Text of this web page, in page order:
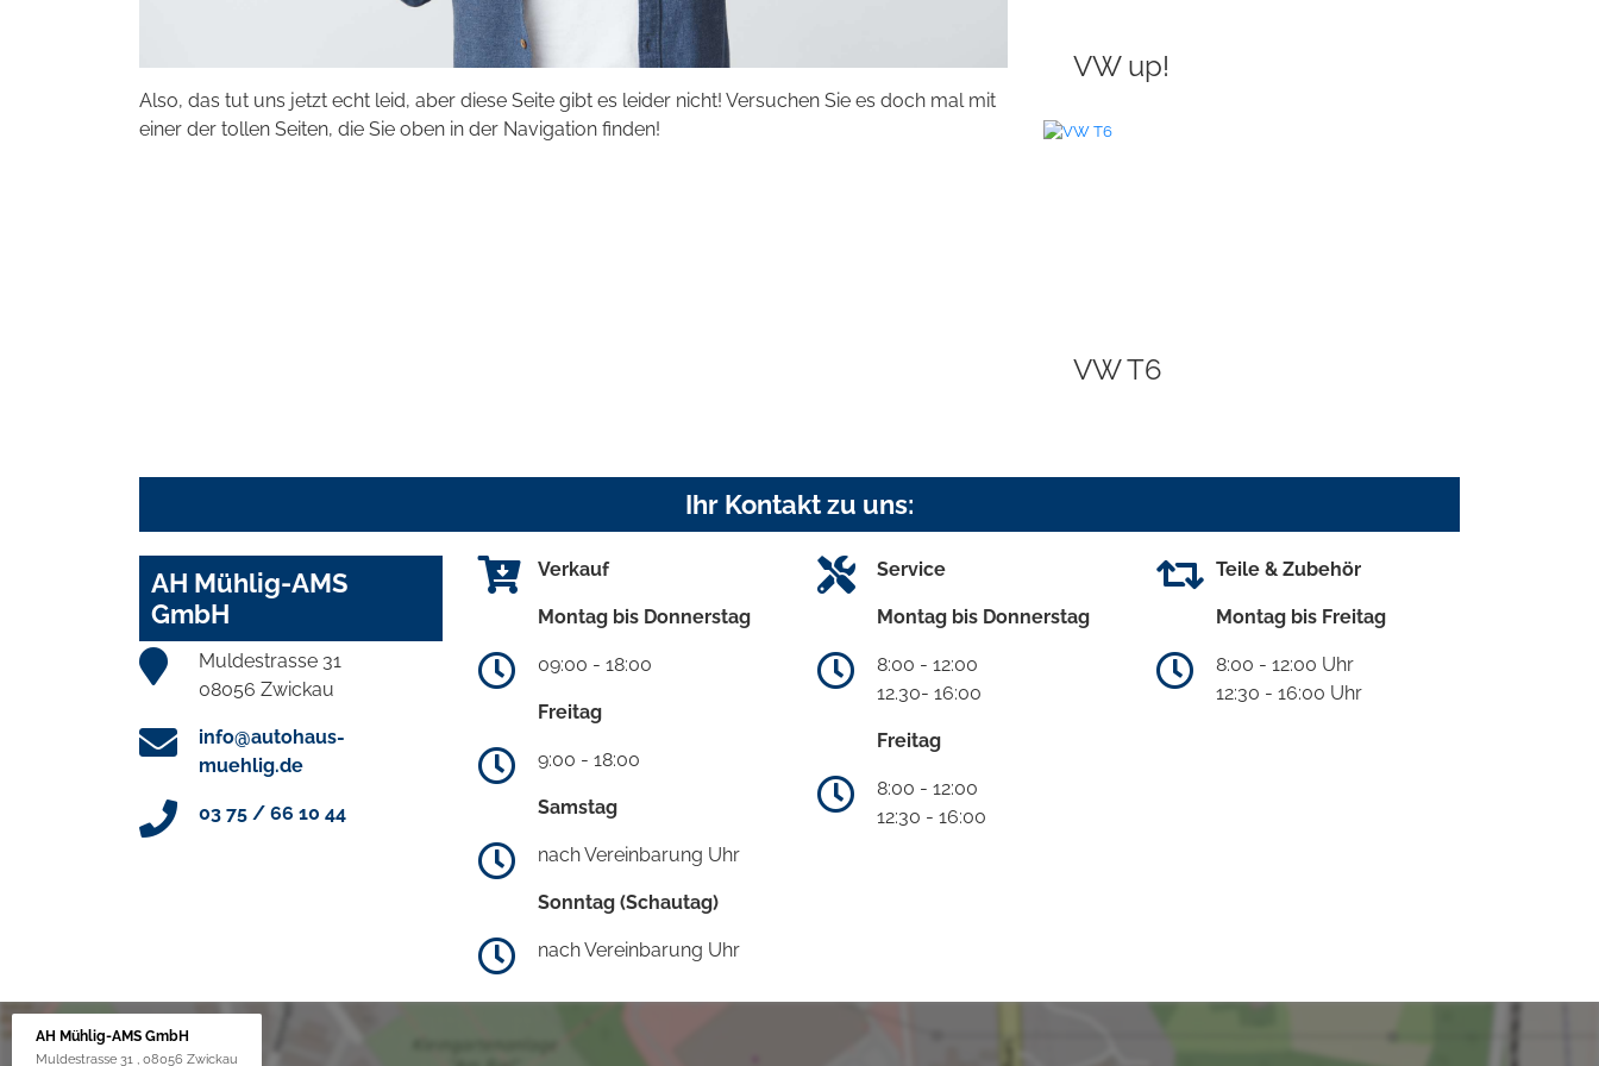
Also, das tut uns jetzt echt leid, aber diese Seite gibt es leider nicht! Versuchen Sie es doch mal mit
einer der tollen Seiten, die Sie oben in der Navigation finden!
VW up!
VW T6
Ihr Kontakt zu uns:
AH Mühlig-AMS
GmbH
Muldestrasse 31
08056 Zwickau
info@autohaus-
muehlig.de
03 75 / 66 10 44
Verkauf
Montag bis Donnerstag
09:00 - 18:00
Freitag
9:00 - 18:00
Samstag
nach Vereinbarung Uhr
Sonntag (Schautag)
nach Vereinbarung Uhr
Service
Montag bis Donnerstag
8:00 - 12:00
12.30- 16:00
Freitag
8:00 - 12:00
12:30 - 16:00
Teile & Zubehör
Montag bis Freitag
8:00 - 12:00 Uhr
12:30 - 16:00 Uhr
AH Mühlig-AMS GmbH
Muldestrasse 31 , 08056 Zwickau